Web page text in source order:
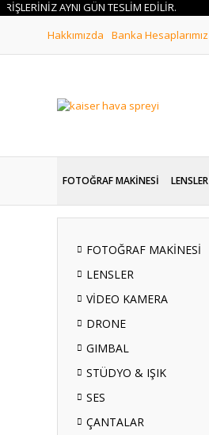
AYNI GÜN TESLİM EDİLİR.
Hakkımızda
Banka Hesaplarımız
FOTOĞRAF MAKİNESİ LENSLER
FOTOĞRAF MAKİNESİ
LENSLER
VİDEO KAMERA
DRONE
GIMBAL
STÜDYO & IŞIK
SES
ÇANTALAR